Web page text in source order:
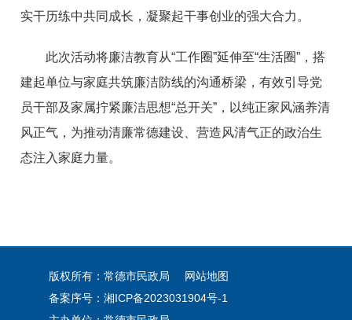
实干历练中共同成长，凝聚起干事创业的强大合力。
此次活动将廉洁教育从“工作圈”延伸至“生活圈”，搭
建起单位与家庭共筑廉洁防线的沟通桥梁，有效引导党
员干部及家属拧紧廉洁思想“总开关”，以纯正家风涵养清
风正气，为推动清廉常德建设、营造风清气正的政治生
态注入家庭力量。
版权所有：常德市民政局
网站地图
备案序号： 湘ICP备2023031904号-1